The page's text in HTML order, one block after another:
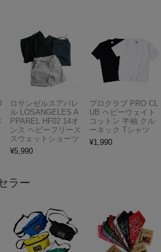
ロサンゼルスアパレ
ル LOSANGELES A
PPAREL HF02 14オ
ンス ヘビーフリース
スウェットショーツ
¥5,990
プロクラブ PRO CL
UB ヘビーウェイト
コットン 半袖 クル
ーネック Tシャツ
¥1,990
ラー